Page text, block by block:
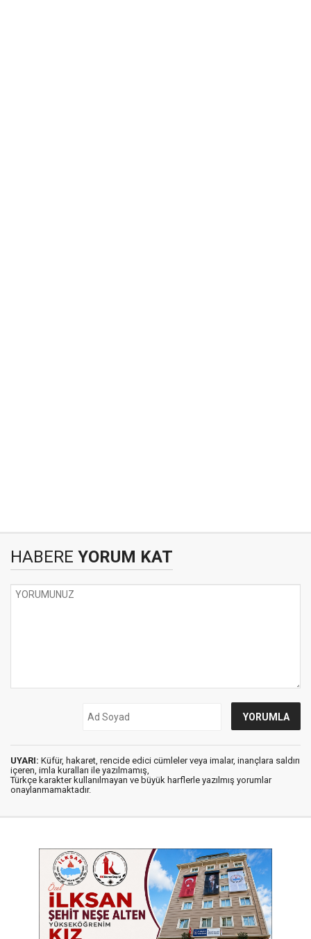
HABERE YORUM KAT
UYARI: Küfür, hakaret, rencide edici cümleler veya imalar, inançlara saldırı
içeren, imla kuralları ile yazılmamış,
Türkçe karakter kullanılmayan ve büyük harflerle yazılmış yorumlar
onaylanmamaktadır.